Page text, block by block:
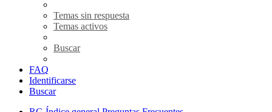
Temas sin respuesta
Temas activos
Buscar
FAQ
Identificarse
Buscar